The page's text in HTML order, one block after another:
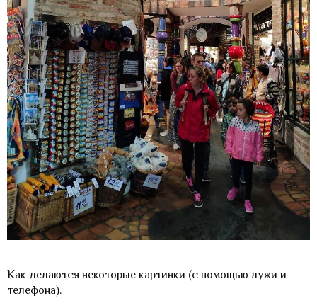
Как делаются некоторые картинки (с помощью лужи и
телефона).